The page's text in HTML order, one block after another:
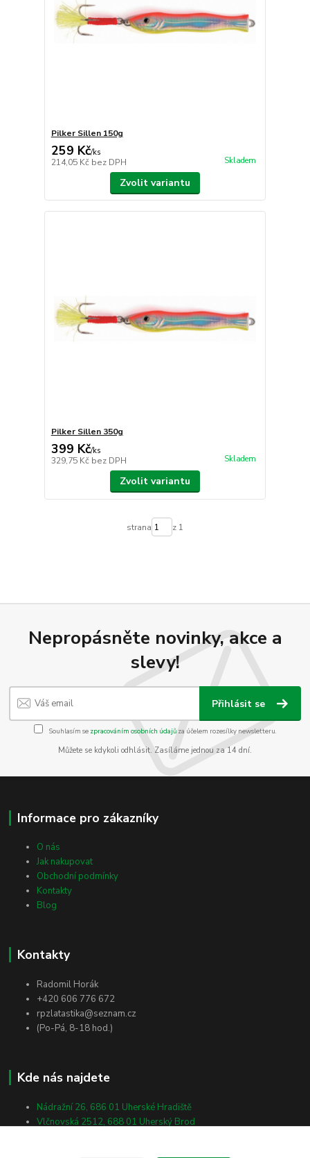
Pilker Sillen 150g
259 Kč/ks
214,05 Kč bez DPH Skladem
Zvolit variantu
Pilker Sillen 350g
399 Kč/ks
329,75 Kč bez DPH Skladem
Zvolit variantu
strana z 1
Nepropásněte novinky, akce a
slevy!
Přihlásit se
Souhlasím se zpracováním osobních údajůza účelem rozesílky newsletteru.
Můžete se kdykoli odhlásit. Zasíláme jednou za 14 dní.
Informace pro zákazníky
O nás
Jak nakupovat
Obchodní podmínky
Kontakty
Blog
Kontakty
Radomil Horák
+420 606 776 672
rpzlatastika@seznam.cz
(Po-Pá, 8-18 hod.)
Kde nás najdete
Nádražní 26, 686 01 Uherské Hradiště
Vlčnovská 2512, 688 01 Uherský Brod